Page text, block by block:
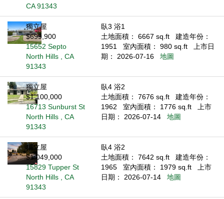
CA 91343
獨立屋
$699,900
15652 Septo
North Hills , CA
91343
臥3 浴1
土地面積： 6667 sq.ft
建造年份：
1951
室內面積： 980 sq.ft
上市日
期： 2026-07-16
地圖
獨立屋
$1,100,000
16713 Sunburst St
North Hills , CA
91343
臥4 浴2
土地面積： 7676 sq.ft
建造年份：
1962
室內面積： 1776 sq.ft
上市
日期： 2026-07-14
地圖
獨立屋
$1,049,000
15829 Tupper St
North Hills , CA
91343
臥4 浴2
土地面積： 7642 sq.ft
建造年份：
1965
室內面積： 1979 sq.ft
上市
日期： 2026-07-14
地圖